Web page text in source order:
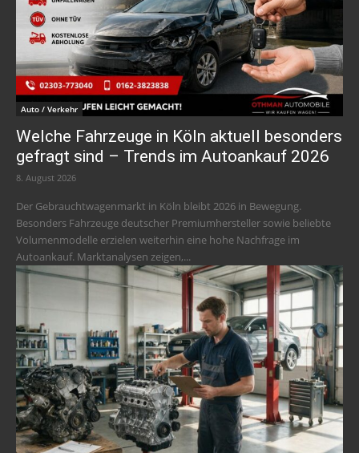
Auto / Verkehr
Welche Fahrzeuge in Köln aktuell besonders
gefragt sind – Trends im Autoankauf 2026
8. August 2026
Der Gebrauchtwagenmarkt in Köln bleibt 2026 in Bewegung.
Besonders Fahrzeuge deutscher Premiumhersteller sowie beliebte
Volumenmodelle erzielen weiterhin eine hohe Nachfrage im
Autoankauf. Marktanalysen zeigen,...